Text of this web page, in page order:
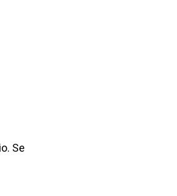
Se